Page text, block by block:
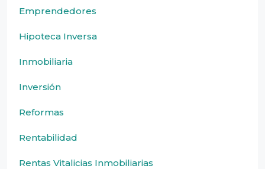
Emprendedores
Hipoteca Inversa
Inmobiliaria
Inversión
Reformas
Rentabilidad
Rentas Vitalicias Inmobiliarias